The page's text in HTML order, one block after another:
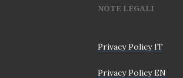
NOTE LEGALI
Privacy Policy IT
Privacy Policy EN